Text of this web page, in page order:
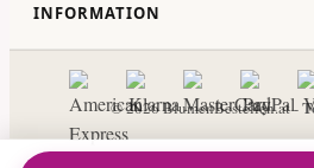
INFORMATION
© 2026 BlumenBestellen.at -